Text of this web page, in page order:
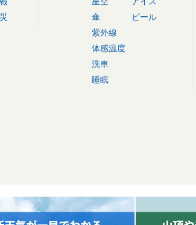
傘
紫外線
体感温度
洗車
睡眠
ビール